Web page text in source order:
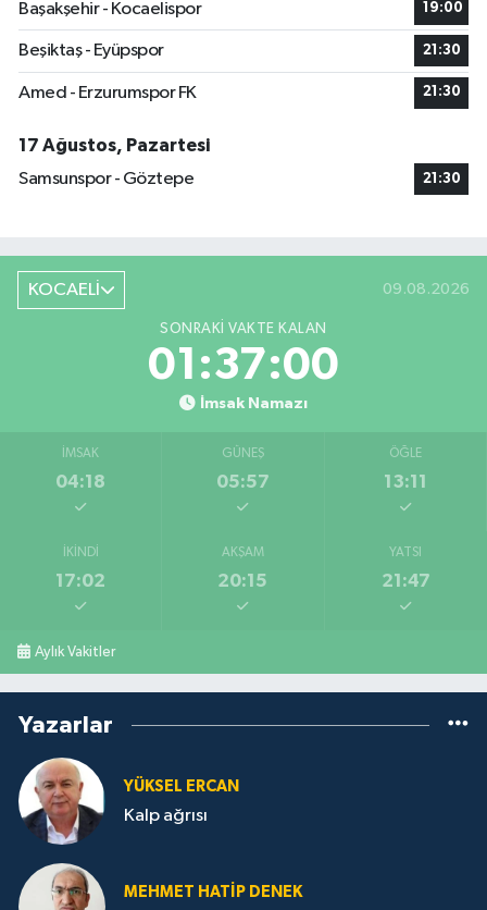
Başakşehir - Kocaelispor 19:00
Beşiktaş - Eyüpspor 21:30
Amed - Erzurumspor FK 21:30
17 Ağustos, Pazartesi
Samsunspor - Göztepe
21:30
KOCAELİ 09.08.2026
SONRAKI VAKTE KALAN
01:37:00
İmsak Namazı
İMSAK
04:18
GÜNEŞ
05:57
ÖĞLE
13:11
İKINDI
17:02
AKŞAM
20:15
YATSI
21:47
Aylık Vakitler
Yazarlar
YÜKSEL ERCAN
Kalp ağrısı
MEHMET HATİP DENEK